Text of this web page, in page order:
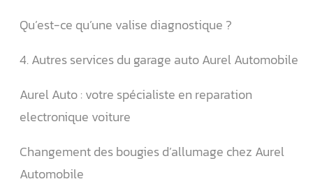
Qu’est-ce qu’une valise diagnostique ?
4. Autres services du garage auto Aurel Automobile
Aurel Auto : votre spécialiste en reparation
electronique voiture
Changement des bougies d’allumage chez Aurel
Automobile